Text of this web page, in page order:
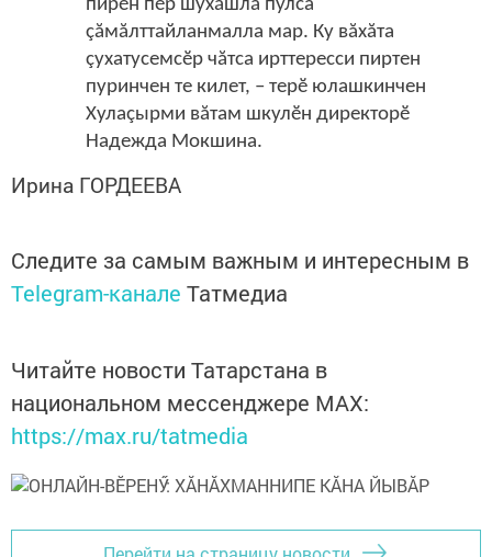
пирӗн пӗр шухăшлă пулса
çăмăлттайланмалла мар. Ку вăхăта
çухатусемсӗр чăтса ирттересси пиртен
пуринчен те килет, – терӗ юлашкинчен
Хулаçырми вăтам шкулӗн директорӗ
Надежда Мокшина.
Ирина ГОРДЕЕВА
Следите за самым важным и интересным в
Telegram-канале Татмедиа
Читайте новости Татарстана в
национальном мессенджере MАХ:
https://max.ru/tatmedia